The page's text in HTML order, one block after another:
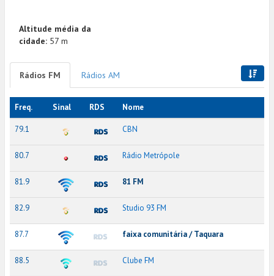
Altitude média da
cidade: 57 m
Rádios FM Rádios AM
Freq. Sinal RDS Nome
79.1 CBN
80.7 Rádio Metrópole
81.9 81 FM
82.9 Studio 93 FM
87.7 faixa comunitária / Taquara
88.5 Clube FM